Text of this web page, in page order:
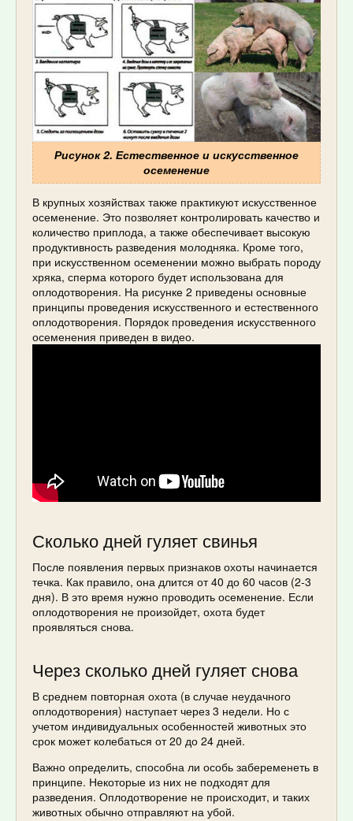
Рисунок 2. Естественное и искусственное
осеменение
В крупных хозяйствах также практикуют искусственное
осеменение. Это позволяет контролировать качество и
количество приплода, а также обеспечивает высокую
продуктивность разведения молодняка. Кроме того,
при искусственном осеменении можно выбрать породу
хряка, сперма которого будет использована для
оплодотворения. На рисунке 2 приведены основные
принципы проведения искусственного и естественного
оплодотворения. Порядок проведения искусственного
осеменения приведен в видео.
Сколько дней гуляет свинья
После появления первых признаков охоты начинается
течка. Как правило, она длится от 40 до 60 часов (2-3
дня). В это время нужно проводить осеменение. Если
оплодотворения не произойдет, охота будет
проявляться снова.
Через сколько дней гуляет снова
В среднем повторная охота (в случае неудачного
оплодотворения) наступает через 3 недели. Но с
учетом индивидуальных особенностей животных это
срок может колебаться от 20 до 24 дней.
Важно определить, способна ли особь забеременеть в
принципе. Некоторые из них не подходят для
разведения. Оплодотворение не происходит, и таких
животных обычно отправляют на убой.